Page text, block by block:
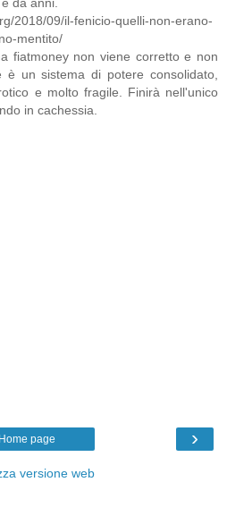
2018/09/il-fenicio-quelli-non-erano-
mentito/
fiatmoney non viene corretto e non
è un sistema di potere consolidato,
e molto fragile. Finirà nell'unico
in cachessia.
›
Home page
versione web